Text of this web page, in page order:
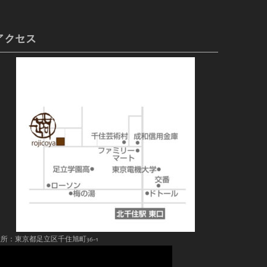
クセス
：東京都足立区千住旭町36-1